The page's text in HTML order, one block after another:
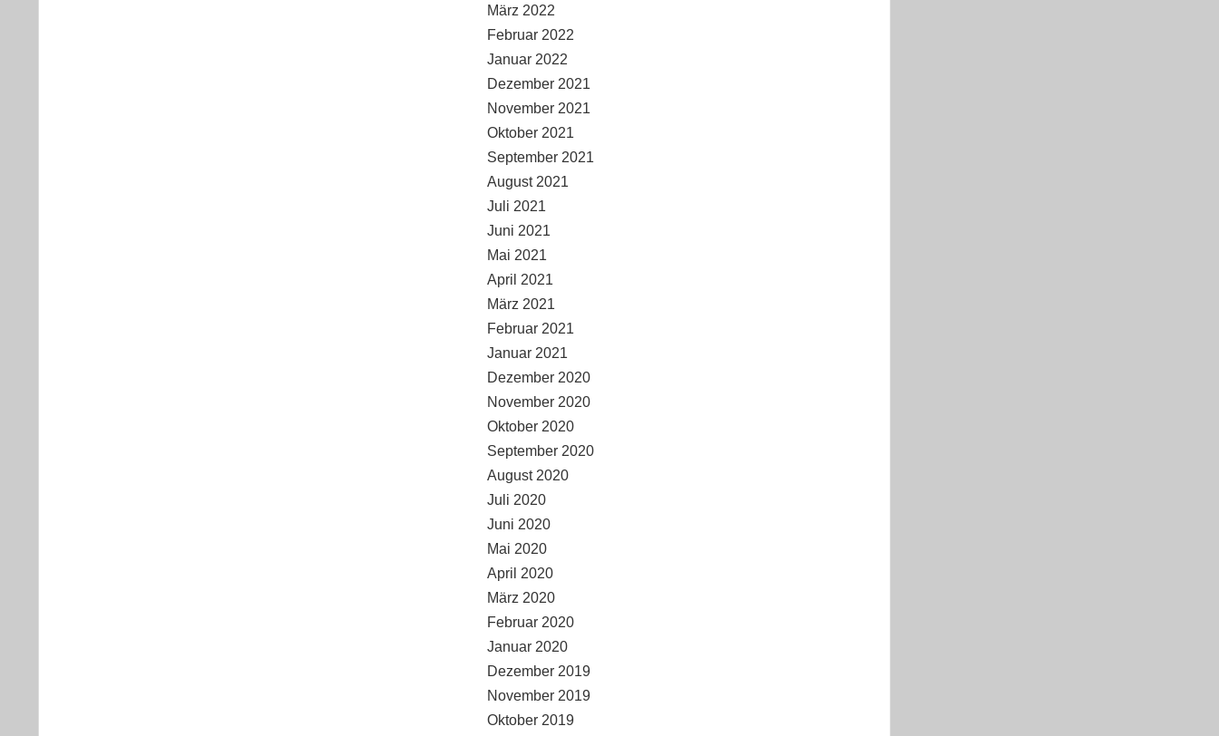
März 2022
Februar 2022
Januar 2022
Dezember 2021
November 2021
Oktober 2021
September 2021
August 2021
Juli 2021
Juni 2021
Mai 2021
April 2021
März 2021
Februar 2021
Januar 2021
Dezember 2020
November 2020
Oktober 2020
September 2020
August 2020
Juli 2020
Juni 2020
Mai 2020
April 2020
März 2020
Februar 2020
Januar 2020
Dezember 2019
November 2019
Oktober 2019